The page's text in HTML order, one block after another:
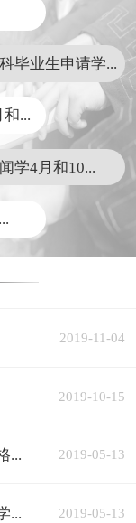
毕业生申请学...
...
学4月和10...
2019-11-04
2019-10-15
... 2019-05-13
... 2019-05-13